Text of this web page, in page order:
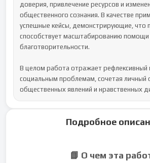
доверия, привлечение ресурсов и
общественного сознания. В качестве
успешные кейсы, демонстрирующие, что
способствует масштабированию помощи
благотворительности.
В целом работа отражает рефлексивный
социальным проблемам, сочетая личный
общественных явлений и нравственных
Подробное
📘 О чем эта